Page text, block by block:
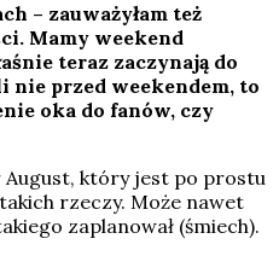
– zauważyłam też
Mamy weekend
teraz zaczynają do
nie przed weekendem, to
oka do fanów, czy
August, który jest po prostu
rzeczy. Może nawet
zaplanował (śmiech).